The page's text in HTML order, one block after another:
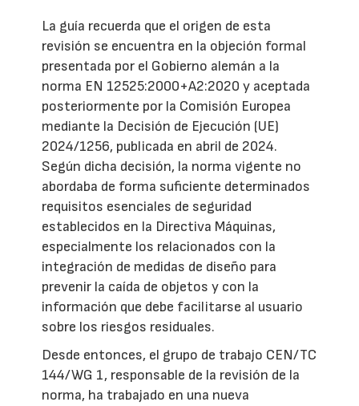
La guía recuerda que el origen de esta
revisión se encuentra en la objeción formal
presentada por el Gobierno alemán a la
norma EN 12525:2000+A2:2020 y aceptada
posteriormente por la Comisión Europea
mediante la Decisión de Ejecución (UE)
2024/1256, publicada en abril de 2024.
Según dicha decisión, la norma vigente no
abordaba de forma suficiente determinados
requisitos esenciales de seguridad
establecidos en la Directiva Máquinas,
especialmente los relacionados con la
integración de medidas de diseño para
prevenir la caída de objetos y con la
información que debe facilitarse al usuario
sobre los riesgos residuales.
Desde entonces, el grupo de trabajo CEN/TC
144/WG 1, responsable de la revisión de la
norma, ha trabajado en una nueva